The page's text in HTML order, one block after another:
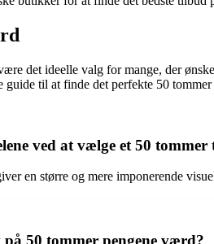
det ideelle valg for mange, der
guide til at finde det perfekte 50
ved at vælge et 50 tommer
en større og mere imponerende
50 tommer pengene værd?